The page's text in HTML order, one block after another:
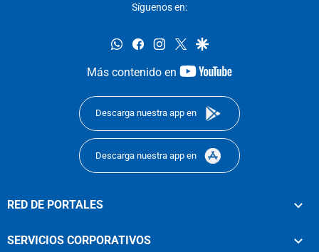
Síguenos en:
whatsappfacebookinstagram
twittergoogle
Más contenido en
youtube-
Descarga nuestra app en
Descarga nuestra app en
RED DE PORTALES
SERVICIOS CORPORATIVOS